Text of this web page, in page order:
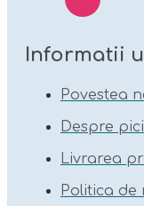
Informatii
Povestea
Despre
Livrarea
Politica de